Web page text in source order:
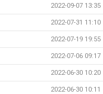
2022-09-07 13:35
2022-07-31 11:10
2022-07-19 19:55
2022-07-06 09:17
2022-06-30 10:20
2022-06-30 10:11